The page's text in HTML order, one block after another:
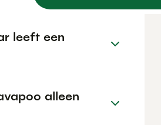
leeft een
alleen